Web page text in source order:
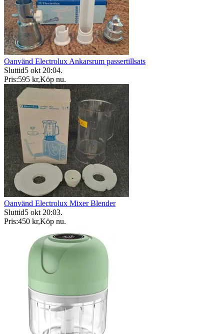
Oanvänd Electrolux Ankarsrum passertillsats
Sluttid5 okt 20:04.
Pris:595 kr,Köp nu.
Oanvänd Electrolux Mixer Blender
Sluttid5 okt 20:03.
Pris:450 kr,Köp nu.